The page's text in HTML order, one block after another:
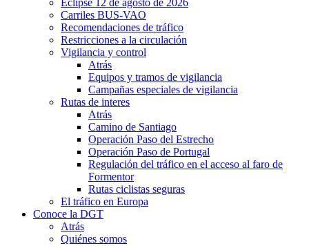
Eclipse 12 de agosto de 2026
Carriles BUS-VAO
Recomendaciones de tráfico
Restricciones a la circulación
Vigilancia y control
Atrás
Equipos y tramos de vigilancia
Campañas especiales de vigilancia
Rutas de interes
Atrás
Camino de Santiago
Operación Paso del Estrecho
Operación Paso de Portugal
Regulación del tráfico en el acceso al faro de
Formentor
Rutas ciclistas seguras
El tráfico en Europa
Conoce la DGT
Atrás
Quiénes somos